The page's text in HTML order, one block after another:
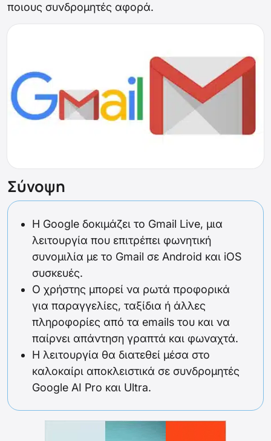
ποιους συνδρομητές αφορά.
Σύνοψη
Η Google δοκιμάζει το Gmail Live, μια
λειτουργία που επιτρέπει φωνητική
συνομιλία με το Gmail σε Android και iOS
συσκευές.
Ο χρήστης μπορεί να ρωτά προφορικά
για παραγγελίες, ταξίδια ή άλλες
πληροφορίες από τα emails του και να
παίρνει απάντηση γραπτά και φωναχτά.
Η λειτουργία θα διατεθεί μέσα στο
καλοκαίρι αποκλειστικά σε συνδρομητές
Google AI Pro και Ultra.